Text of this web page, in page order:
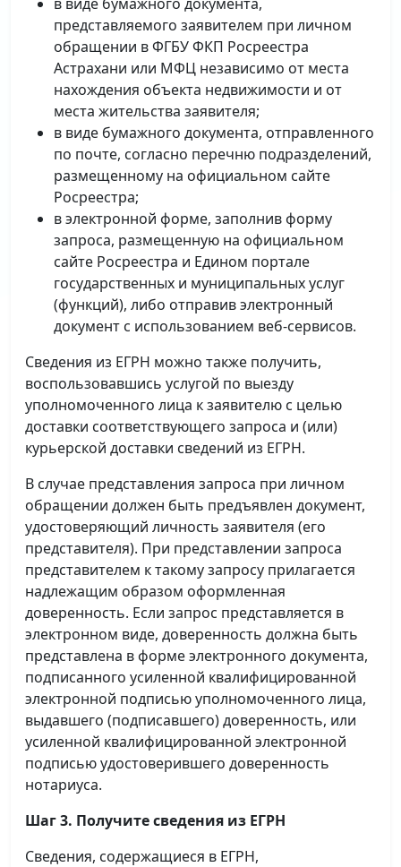
представляемого заявителем при личном
обращении в ФГБУ ФКП Росреестра
Астрахани или МФЦ независимо от места
нахождения объекта недвижимости и от
места жительства заявителя;
в виде бумажного документа, отправленного
по почте, согласно перечню подразделений,
размещенному на официальном сайте
Росреестра;
в электронной форме, заполнив форму
запроса, размещенную на официальном
сайте Росреестра и Едином портале
государственных и муниципальных услуг
(функций), либо отправив электронный
документ с использованием веб-сервисов.
Сведения из ЕГРН можно также получить,
воспользовавшись услугой по выезду
уполномоченного лица к заявителю с целью
доставки соответствующего запроса и (или)
курьерской доставки сведений из ЕГРН.
В случае представления запроса при личном
обращении должен быть предъявлен документ,
удостоверяющий личность заявителя (его
представителя). При представлении запроса
представителем к такому запросу прилагается
надлежащим образом оформленная
доверенность. Если запрос представляется в
электронном виде, доверенность должна быть
представлена в форме электронного документа,
подписанного усиленной квалифицированной
электронной подписью уполномоченного лица,
выдавшего (подписавшего) доверенность, или
усиленной квалифицированной электронной
подписью удостоверившего доверенность
нотариуса.
Шаг 3. Получите сведения из ЕГРН
Сведения, содержащиеся в ЕГРН,